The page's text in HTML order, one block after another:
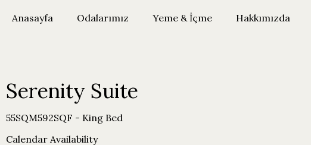
Anasayfa Odalarımız Yeme & İçme Hakkımızda
Serenity Suite
55SQM592SQF - King Bed
Calendar Availability